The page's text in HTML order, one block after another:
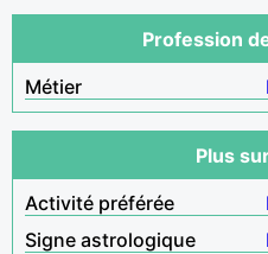
Profession
Métier
Plus
Activité préférée
Signe astrologique